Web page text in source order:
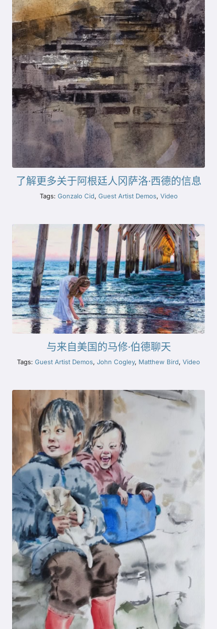
了解更多关于阿根廷人冈萨洛·西德的信息
Tags: Gonzalo Cid, Guest Artist Demos, Video
与来自美国的马修·伯德聊天
Tags: Guest Artist Demos, John Cogley, Matthew Bird, Video